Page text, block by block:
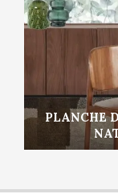
PLANCHE